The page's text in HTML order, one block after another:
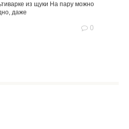
из щуки На пару можно
даже
0